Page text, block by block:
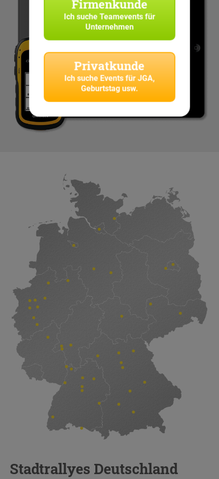
Stadtrallyes Deutschland
Firmenkunde
Ich sucheTeamevents für
Unternehmen
Privatkunde
Ich suche Events für JGA,
Geburtstag usw.